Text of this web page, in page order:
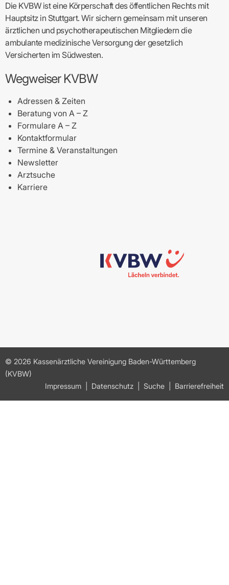
Die KVBW ist eine Körperschaft des öffentlichen Rechts mit
Hauptsitz in Stuttgart. Wir sichern gemeinsam mit unseren
ärztlichen und psychotherapeutischen Mitgliedern die
ambulante medizinische Versorgung der gesetzlich
Versicherten im Südwesten.
Wegweiser KVBW
Adressen & Zeiten
Beratung von A – Z
Formulare A – Z
Kontaktformular
Termine & Veranstaltungen
Newsletter
Arztsuche
Karriere
© 2026 Kassenärztliche Vereinigung Baden-Württemberg
(KVBW)
Impressum
Datenschutz Suche Barrierefreiheit